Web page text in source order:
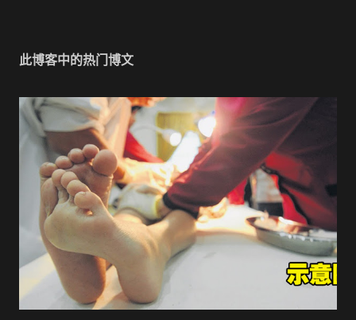
此博客中的热门博文